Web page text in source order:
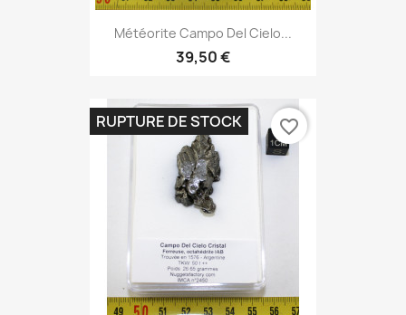
Météorite Campo Del Cielo...
39,50 €
RUPTURE DE STOCK favorite_border